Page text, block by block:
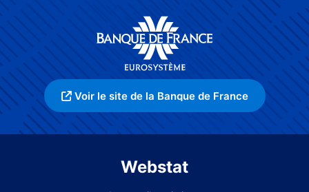
Voir le site de la Banque de France
Webstat